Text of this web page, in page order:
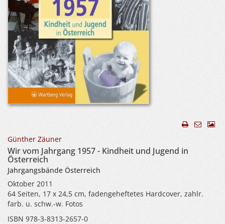
Günther Zäuner
Wir vom Jahrgang 1957 - Kindheit und Jugend in
Österreich
Jahrgangsbände Österreich
Oktober 2011
64 Seiten, 17 x 24,5 cm, fadengeheftetes Hardcover, zahlr.
farb. u. schw.-w. Fotos
ISBN 978-3-8313-2657-0